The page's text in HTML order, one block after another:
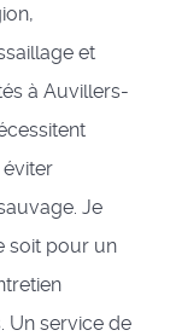
et
à Auvillers-
Je
soit pour un
Un service de